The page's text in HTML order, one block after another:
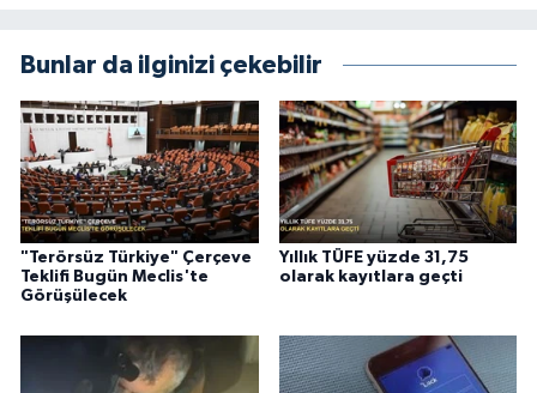
Bunlar da ilginizi çekebilir
"Terörsüz Türkiye" Çerçeve
Teklifi Bugün Meclis'te
Görüşülecek
Yıllık TÜFE yüzde 31,75
olarak kayıtlara geçti